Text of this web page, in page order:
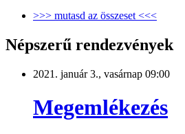
>>> mutasd az összeset <<<
Népszerű rendezvények
2021. január 3., vasárnap 09:00
Megemlékezés